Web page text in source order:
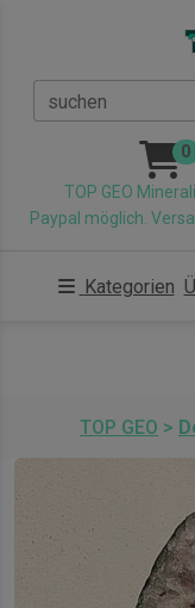
suchen
0
TOP GEO
Paypal möglich.
Kategorien
TOP GEO >